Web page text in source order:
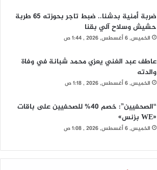
ضربة أمنية بدشنا.. ضبط تاجر بحوزته 65 طربة
حشيش وسلاح آلي بقنا
الخميس, 6 أغسطس, 2026 , 1:44 ص
عاطف عبد الغني يعزي محمد شبانة في وفاة
والدته
الخميس, 6 أغسطس, 2026 , 1:18 ص
“الصحفيين”: خصم 40% للصحفيين على باقات
«WE بزنس»
الخميس, 6 أغسطس, 2026 , 1:08 ص